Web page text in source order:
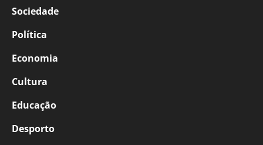
Sociedade
Política
Economia
Cultura
Educação
Desporto